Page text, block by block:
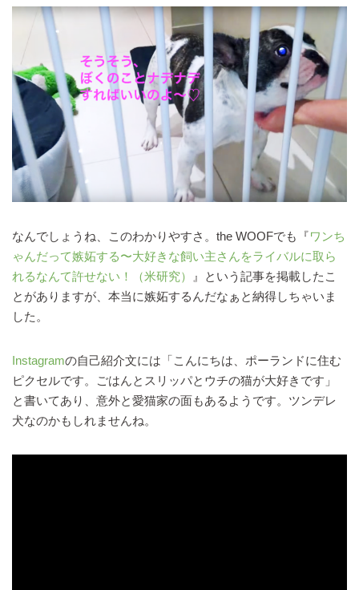
なんでしょうね、このわかりやすさ。the WOOFでも『ワンち
ゃんだって嫉妬する〜大好きな飼い主さんをライバルに取ら
れるなんて許せない！（米研究）
』という記事を掲載したこ
とがありますが、本当に嫉妬するんだなぁと納得しちゃいま
した。
Instagramの自己紹介文には「こんにちは、ポーランドに住む
ピクセルです。ごはんとスリッパとウチの猫が大好きです」
と書いてあり、意外と愛猫家の面もあるようです。ツンデレ
犬なのかもしれませんね。